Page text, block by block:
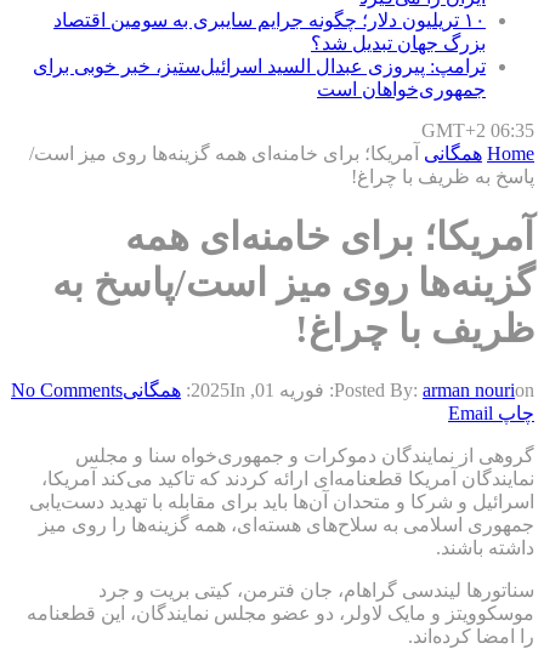
۱۰ تریلیون دلار؛ چگونه جرایم سایبری به سومین اقتصاد
بزرگ جهان تبدیل شد؟
ترامپ: پیروزی عبدال السید اسرائیل‌ستیز، خبر خوبی برای
جمهوری‌خواهان است
GMT+2 06:35
Home همگانی آمریکا؛ برای خامنه‌ای همه گزینه‌ها روی میز است/
پاسخ به ظریف با چراغ!
آمریکا؛ برای خامنه‌ای همه
گزینه‌ها روی میز است/پاسخ به
ظریف با چراغ!
Posted By: arman nourion: فوریه 01, 2025 In: همگانیNo Comments
چاپ Email
گروهی از نمایندگان دموکرات و جمهوری‌خواه سنا و مجلس
نمایندگان آمریکا قطعنامه‌ای ارائه کردند که تاکید می‌کند آمریکا،
اسرائیل و شرکا و متحدان آن‌ها باید برای مقابله با تهدید دست‌یابی
جمهوری اسلامی به سلاح‌های هسته‌ای، همه گزینه‌ها را روی میز
داشته باشند.
سناتورها لیندسی گراهام، جان فترمن، کیتی بریت و جرد
موسکوویتز و مایک لاولر، دو عضو مجلس نمایندگان، این قطعنامه
را امضا کرده‌اند.